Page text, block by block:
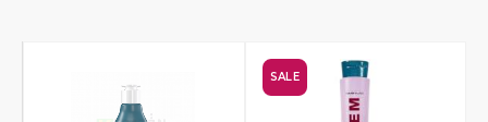
SALE